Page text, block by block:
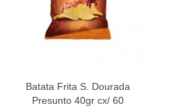
Batata Frita S. Dourada
Presunto 40gr cx/ 60